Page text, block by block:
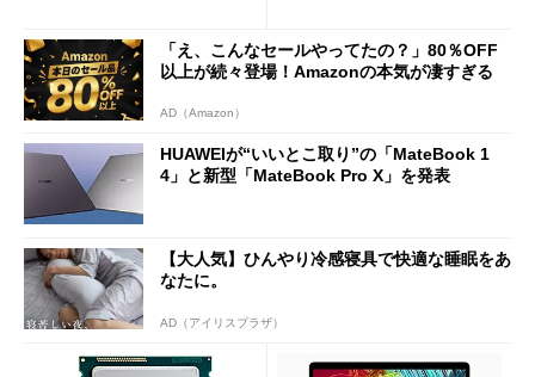
「え、こんなセールやってたの？」80％OFF
以上が続々登場！Amazonの本気が凄すぎる
AD（Amazon）
HUAWEIが“いいとこ取り”の「MateBook 1
4」と新型「MateBook Pro X」を発表
【大人気】ひんやり冷感寝具で快適な睡眠をあ
なたに。
AD（アイリスプラザ）